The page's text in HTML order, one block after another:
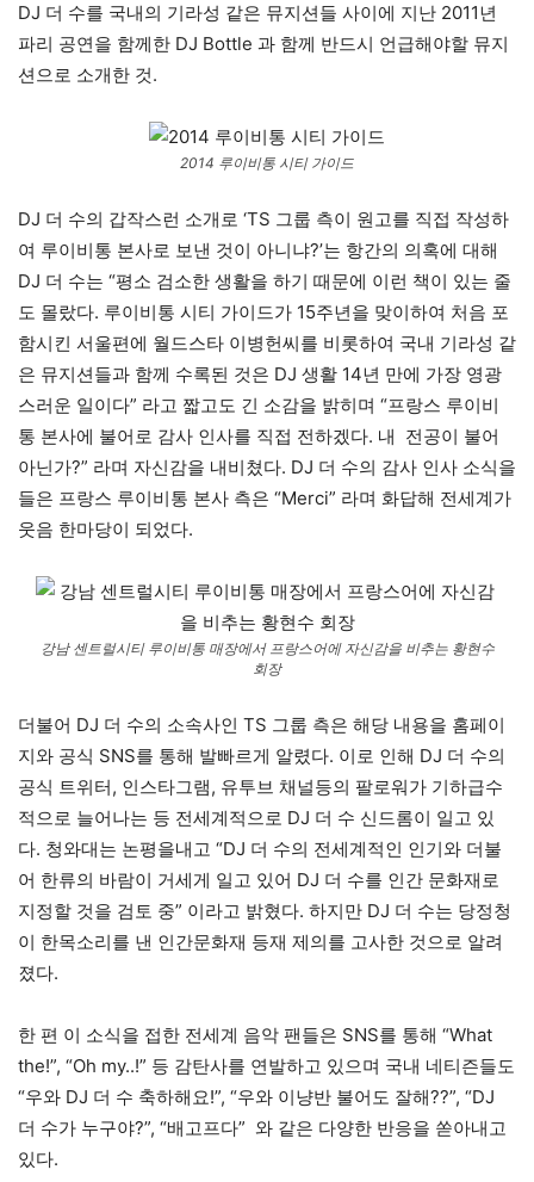
DJ 더 수를 국내의 기라성 같은 뮤지션들 사이에 지난 2011년
파리 공연을 함께한 DJ Bottle 과 함께 반드시 언급해야할 뮤지
션으로 소개한 것.
2014 루이비통 시티 가이드
DJ 더 수의 갑작스런 소개로 ‘TS 그룹 측이 원고를 직접 작성하
여 루이비통 본사로 보낸 것이 아니냐?’는 항간의 의혹에 대해
DJ 더 수는 “평소 검소한 생활을 하기 때문에 이런 책이 있는 줄
도 몰랐다. 루이비통 시티 가이드가 15주년을 맞이하여 처음 포
함시킨 서울편에 월드스타 이병헌씨를 비롯하여 국내 기라성 같
은 뮤지션들과 함께 수록된 것은 DJ 생활 14년 만에 가장 영광
스러운 일이다” 라고 짧고도 긴 소감을 밝히며 “프랑스 루이비
통 본사에 불어로 감사 인사를 직접 전하겠다. 내 전공이 불어
아닌가?” 라며 자신감을 내비쳤다. DJ 더 수의 감사 인사 소식을
들은 프랑스 루이비통 본사 측은 “Merci” 라며 화답해 전세계가
웃음 한마당이 되었다.
강남 센트럴시티 루이비통 매장에서 프랑스어에 자신감을 비추는 황현수
회장
더불어 DJ 더 수의 소속사인 TS 그룹 측은 해당 내용을 홈페이
지와 공식 SNS를 통해 발빠르게 알렸다. 이로 인해 DJ 더 수의
공식 트위터, 인스타그램, 유투브 채널등의 팔로워가 기하급수
적으로 늘어나는 등 전세계적으로 DJ 더 수 신드롬이 일고 있
다. 청와대는 논평을내고 “DJ 더 수의 전세계적인 인기와 더불
어 한류의 바람이 거세게 일고 있어 DJ 더 수를 인간 문화재로
지정할 것을 검토 중” 이라고 밝혔다. 하지만 DJ 더 수는 당정청
이 한목소리를 낸 인간문화재 등재 제의를 고사한 것으로 알려
졌다.
한 편 이 소식을 접한 전세계 음악 팬들은 SNS를 통해 “What
the!”, “Oh my..!” 등 감탄사를 연발하고 있으며 국내 네티즌들도
“우와 DJ 더 수 축하해요!”, “우와 이냥반 불어도 잘해??”, “DJ
더 수가 누구야?”, “배고프다” 와 같은 다양한 반응을 쏟아내고
있다.